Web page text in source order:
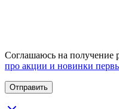
Соглашаюсь на получение
про акции и новинки